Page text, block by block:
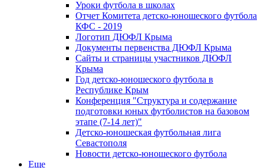
Уроки футбола в школах
Отчет Комитета детско-юношеского футбола
КФС - 2019
Логотип ДЮФЛ Крыма
Документы первенства ДЮФЛ Крыма
Сайты и страницы участников ДЮФЛ
Крыма
Год детско-юношеского футбола в
Республике Крым
Конференция "Структура и содержание
подготовки юных футболистов на базовом
этапе (7-14 лет)"
Детско-юношеская футбольная лига
Севастополя
Новости детско-юношеского футбола
Еще